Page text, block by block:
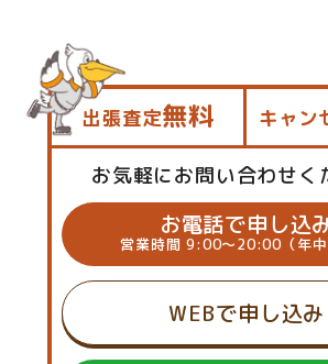
出張査定無料 キャン
お気軽にお問い合わせく
お電話で申し込
営業時間 9:00～20:00（年中
WEBで申し込み